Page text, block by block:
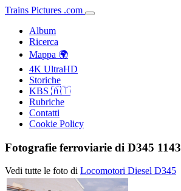
Trains Pictures .com
Album
Ricerca
Mappa 🌍
4K UltraHD
Storiche
KBS 🇦🇹
Rubriche
Contatti
Cookie Policy
Fotografie ferroviarie di D345 1143
Vedi tutte le foto di Locomotori Diesel D345